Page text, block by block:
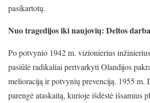
pasikartotų.
Nuo tragedijos iki naujovių: Deltos
Po potvynio 1942 m. vizionierius
pasiūlė radikaliai pertvarkyti Olandijos
melioraciją ir potvynių prevenciją. 1955 m.
parengė ataskaitą, kurioje išdėstė išsamius